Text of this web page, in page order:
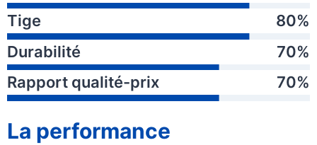
Tige
80%
Durabilité
70%
Rapport qualité-prix
70%
La performance